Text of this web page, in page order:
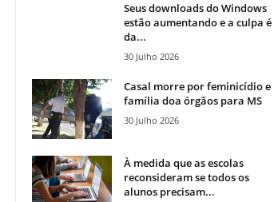
Seus downloads do Windows
estão aumentando e a culpa é
da...
30 Julho 2026
Casal morre por feminicídio e
família doa órgãos para MS
30 Julho 2026
À medida que as escolas
reconsideram se todos os
alunos precisam...